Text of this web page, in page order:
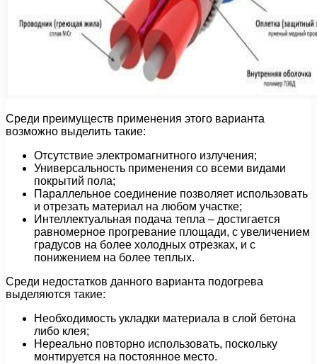
Среди преимуществ применения этого варианта
возможно выделить такие:
Отсутствие электромагнитного излучения;
Универсальность применения со всеми видами
покрытий пола;
Параллельное соединение позволяет использовать
и отрезать материал на любом участке;
Интеллектуальная подача тепла – достигается
равномерное прогревание площади, с увеличением
градусов на более холодных отрезках, и с
понижением на более теплых.
Среди недостатков данного варианта подогрева
выделяются такие:
Необходимость укладки материала в слой бетона
либо клея;
Нереально повторно использовать, поскольку
монтируется на постоянное место.